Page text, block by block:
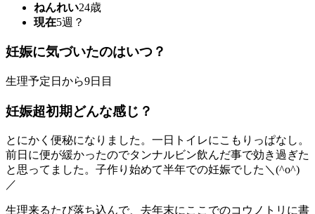
ねんれい24歳
現在5週？
妊娠に気づいたのはいつ？
生理予定日から9日目
妊娠超初期どんな感じ？
とにかく便秘になりました。一日トイレにこもりっぱなし。
前日に便が緩かったのでタンナルビン飲んだ事で効き過ぎた
と思ってました。子作り始めて半年での妊娠でした＼(^o^)
／
生理来るたび落ち込んで、去年末にここでのコウノトリに書